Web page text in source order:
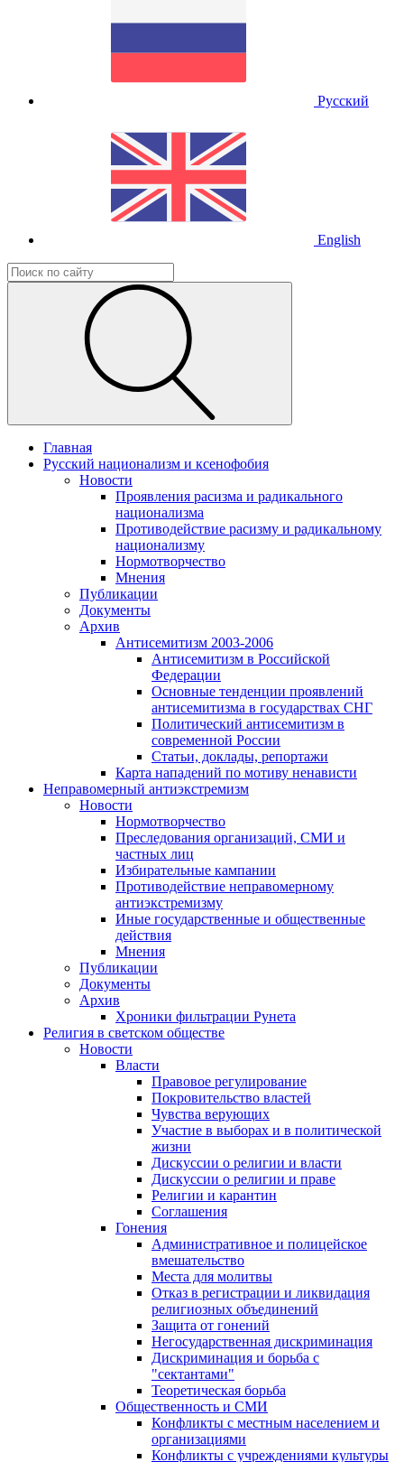
Русский
English
Главная
Русский национализм и ксенофобия
Новости
Проявления расизма и радикального
национализма
Противодействие расизму и радикальному
национализму
Нормотворчество
Мнения
Публикации
Документы
Архив
Антисемитизм 2003-2006
Антисемитизм в Российской
Федерации
Основные тенденции проявлений
антисемитизма в государствах СНГ
Политический антисемитизм в
современной России
Статьи, доклады, репортажи
Карта нападений по мотиву ненависти
Неправомерный антиэкстремизм
Новости
Нормотворчество
Преследования организаций, СМИ и
частных лиц
Избирательные кампании
Противодействие неправомерному
антиэкстремизму
Иные государственные и общественные
действия
Мнения
Публикации
Документы
Архив
Хроники фильтрации Рунета
Религия в светском обществе
Новости
Власти
Правовое регулирование
Покровительство властей
Чувства верующих
Участие в выборах и в политической
жизни
Дискуссии о религии и власти
Дискуссии о религии и праве
Религии и карантин
Соглашения
Гонения
Административное и полицейское
вмешательство
Места для молитвы
Отказ в регистрации и ликвидация
религиозных объединений
Защита от гонений
Негосударственная дискриминация
Дискриминация и борьба с
"сектантами"
Теоретическая борьба
Общественность и СМИ
Конфликты с местным населением и
организациями
Конфликты с учреждениями культуры